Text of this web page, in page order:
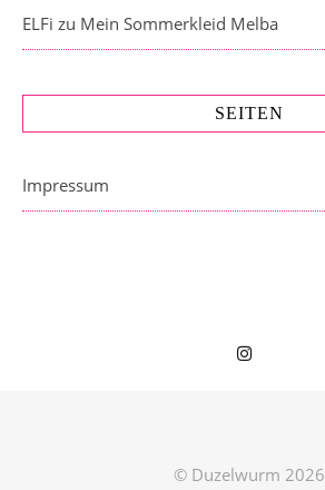
ELFi zu Mein Sommerkleid Melba
SEITEN
Impressum
© Duzelwurm 2026